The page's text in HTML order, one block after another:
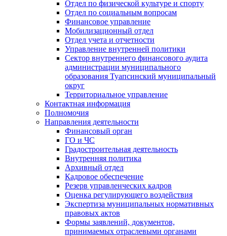
Отдел по физической культуре и спорту
Отдел по социальным вопросам
Финансовое управление
Мобилизационный отдел
Отдел учета и отчетности
Управление внутренней политики
Сектор внутреннего финансового аудита
администрации муниципального
образования Туапсинский муниципальный
округ
Территориальное управление
Контактная информация
Полномочия
Направления деятельности
Финансовый орган
ГО и ЧС
Градостроительная деятельность
Внутренняя политика
Архивный отдел
Кадровое обеспечение
Резерв управленческих кадров
Оценка регулирующего воздействия
Экспертиза муниципальных нормативных
правовых актов
Формы заявлений, документов,
принимаемых отраслевыми органами